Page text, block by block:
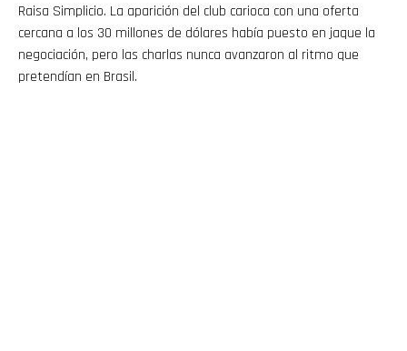
Raisa Simplicio. La aparición del club carioca con una oferta
cercana a los 30 millones de dólares había puesto en jaque la
negociación, pero las charlas nunca avanzaron al ritmo que
pretendían en Brasil.